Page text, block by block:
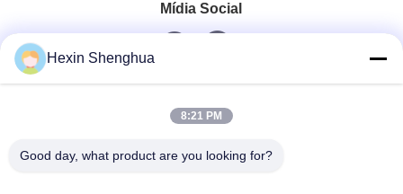
Mídia Social
Contato rápido
Hexin Shenghua
8:21 PM
Good day, what product are you looking for?